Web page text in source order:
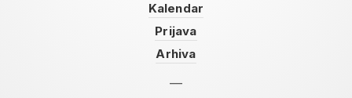
Kalendar
Prijava
Arhiva